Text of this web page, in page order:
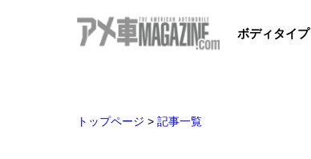
ボディタイプ
トップページ > 記事一覧